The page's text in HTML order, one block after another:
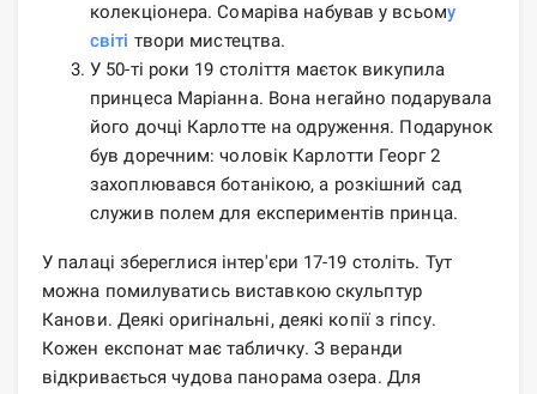
колекціонера. Сомаріва набував у всьому
світі твори мистецтва.
У 50-ті роки 19 століття маєток викупила
принцеса Маріанна. Вона негайно подарувала
його дочці Карлотте на одруження. Подарунок
був доречним: чоловік Карлотти Георг 2
захоплювався ботанікою, а розкішний сад
служив полем для експериментів принца.
У палаці збереглися інтер'єри 17-19 століть. Тут
можна помилуватись виставкою скульптур
Канови. Деякі оригінальні, деякі копії з гіпсу.
Кожен експонат має табличку. З веранди
відкривається чудова панорама озера. Для